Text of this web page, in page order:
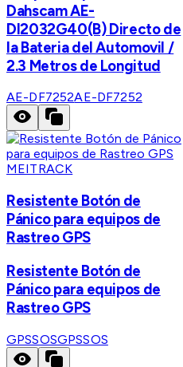
Dahscam AE-
DI2032G40(B) Directo de
la Bateria del Automovil /
2.3 Metros de Longitud
AE-DF7252AE-DF7252
MEITRACK
Resistente Botón de
Pánico para equipos de
Rastreo GPS
Resistente Botón de
Pánico para equipos de
Rastreo GPS
GPSSOSGPSSOS